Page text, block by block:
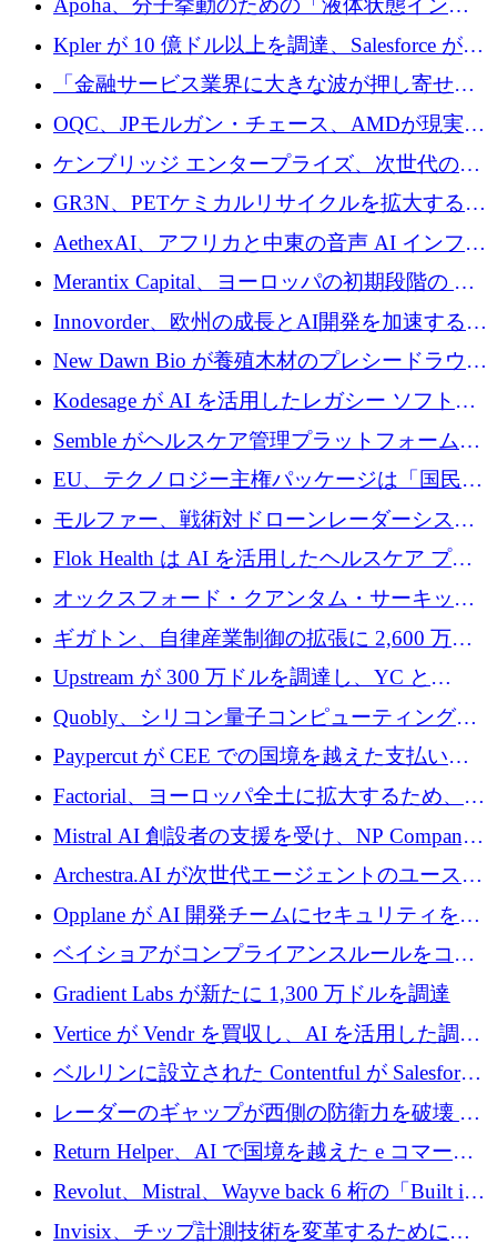
の資本シフトを呼びかけ
Apoha、分子挙動のための「液体状態インテ
リジェンス」を構築するために3,600万ドルを
かけてステルス状態から出現
Kpler が 10 億ドル以上を調達、Salesforce が
Contentful を買収、Built in Europe キャンペー
ンを開始
「金融サービス業界に大きな波が押し寄せて
いる」と「欧州初のAIネイティブ銀行」のボ
スが語る
OQC、JPモルガン・チェース、AMDが現実世
界のフィンテック・アプリケーションを探索
するためにQuantum-AIデータセンターを立ち
上げ
ケンブリッジ エンタープライズ、次世代のデ
ィープテック創設者向けにロンドンの出発点
を構築
GR3N、PETケミカルリサイクルを拡大するた
めにシリーズBで1,550万ユーロを調達
AethexAI、アフリカと中東の音声 AI インフラ
ストラクチャを構築するために 300 万ドルを
Merantix Capital、ヨーロッパの初期段階の AI
スタートアップ向けに 1 億 300 万ユーロのフ
ァンドを立ち上げる
Innovorder、欧州の成長とAI開発を加速するた
めに2,000万ユーロを確保
New Dawn Bio が養殖木材のプレシードラウン
ドで 210 万ユーロを調達
Kodesage が AI を活用したレガシー ソフトウ
ェアの最新化のために 660 万ドルを調達
Semble がヘルスケア管理プラットフォームを
拡大するためにシリーズ C で 3,000 万ポンド
を調達
EU、テクノロジー主権パッケージは「国民の
保護」に関するものだと発言
モルファー、戦術対ドローンレーダーシステ
ムを最前線に近づけるために150万ユーロを調
Flok Health は AI を活用したヘルスケア プラ
ットフォームの成長に 1,250 万ドルを投資
オックスフォード・クアンタム・サーキット
が「成人向け」2億6,000万ポンドの資金調達
ラウンドを獲得
ギガトン、自律産業制御の拡張に 2,600 万ド
ルを調達
Upstream が 300 万ドルを調達し、YC と
Xavier Niel が支援する共同 AI 受信箱を立ち上
げる
Quobly、シリコン量子コンピューティングの
商用化のためにシリーズ A で 1 億 1,500 万ユ
ーロを調達
Paypercut が CEE での国境を越えた支払いを
拡大するために 500 万ユーロを確保
Factorial、ヨーロッパ全土に拡大するため、25
億ドルの評価額で1億5,000万ドルのシリーズD
Mistral AI 創設者の支援を受け、NP Company
がエンジニアリング向け AI を推進するために
600 万ユーロのプレシードを確保
Archestra.AI が次世代エージェントのユースケ
ースを実現するために 1,000 万ドルを調達
Opplane が AI 開発チームにセキュリティをも
たらすために 450 万ユーロを調達
ベイショアがコンプライアンスルールをコー
ド化するために800万ドルを調達
Gradient Labs が新たに 1,300 万ドルを調達
Vertice が Vendr を買収し、AI を活用した調達
インテリジェンス プラットフォームを構築
ベルリンに設立された Contentful が Salesforce
に買収される
レーダーのギャップが西側の防衛力を破壊 —
そしてベルリンのチップスタートアップがそ
れを埋める
Return Helper、AI で国境を越えた e コマース
の返品を利益に変えるシリーズ A で 400 万ド
ルを調達
Revolut、Mistral、Wayve back 6 桁の「Built in
Europe」キャンペーン
Invisix、チップ計測技術を変革するために